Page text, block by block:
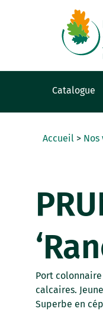
Catalogue
Accueil > Nos
Port
calcaires.
Superbe en